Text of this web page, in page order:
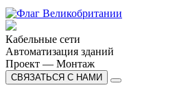
Кабельные сети
Автоматизация зданий
Проект — Монтаж
СВЯЗАТЬСЯ С НАМИ